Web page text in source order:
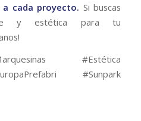
cada proyecto. Si buscas
y estética para tu
#Estética
#Sunpark